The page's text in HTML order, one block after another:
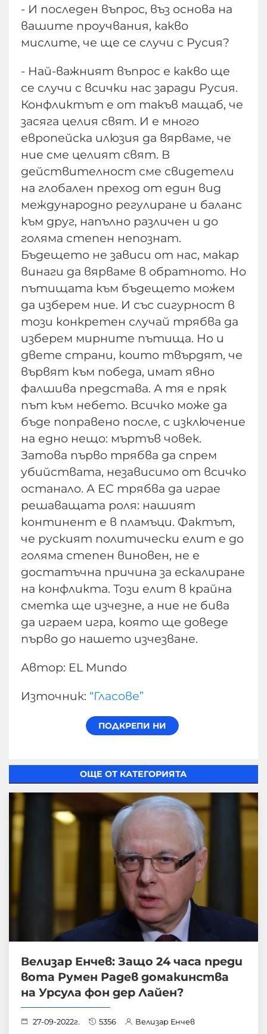
- И последен въпрос, въз основа на
вашите проучвания, какво
мислите, че ще се случи с Русия?
- Най-важният въпрос е какво ще
се случи с всички нас заради Русия.
Конфликтът е от такъв мащаб, че
засяга целия свят. И е много
европейска илюзия да вярваме, че
ние сме целият свят. В
действителност сме свидетели
на глобален преход от един вид
международно регулиране и баланс
към друг, напълно различен и до
голяма степен непознат.
Бъдещето не зависи от нас, макар
винаги да вярваме в обратното. Но
пътищата към бъдещето можем
да изберем ние. И със сигурност в
този конкретен случай трябва да
изберем мирните пътища. Но и
двете страни, които твърдят, че
вървят към победа, имат явно
фалшива представа. А тя е пряк
път към небето. Всичко може да
бъде поправено после, с изключение
на едно нещо: мъртъв човек.
Затова първо трябва да спрем
убийствата, независимо от всичко
останало. А ЕС трябва да играе
решаващата роля: нашият
континент е в пламъци. Фактът,
че руският политически елит е до
голяма степен виновен, не е
достатъчна причина за ескалиране
на конфликта. Този елит в крайна
сметка ще изчезне, а ние не бива
да играем игра, която ще доведе
първо до нашето изчезване.
Автор: EL Mundo
Източник: “Гласове”
ОЩЕ ОТ КАТЕГОРИЯТА
Велизар Енчев: Защо 24 часа преди
вота Румен Радев домакинства
на Урсула фон дер Лайен?
27-09-2022г. 5356 Велизар Енчев